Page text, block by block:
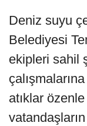
Deniz suyu
Belediyesi
ekipleri sahil
atıklar